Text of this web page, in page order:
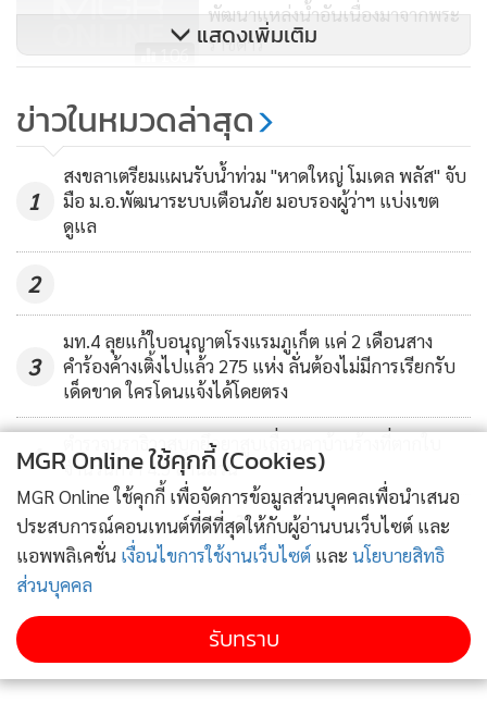
106
พัฒนาแหล่งน้ำอันเนื่องมาจากพระ
ราชดำริ
1,549
พัทลุง คืนสู่ธรรมชาติแล้วหลังรักษา
อาการบาดเจ็บหาย
แสดงเพิ่มเติม
ข่าวในหมวดล่าสุด
1
สงขลาเตรียมแผนรับน้ำท่วม "หาดใหญ่ โมเดล พลัส" จับ
มือ ม.อ.พัฒนาระบบเตือนภัย มอบรองผู้ว่าฯ แบ่งเขต
ดูแล
2
3
มท.4 ลุยแก้ใบอนุญาตโรงแรมภูเก็ต แค่ 2 เดือนสาง
คำร้องค้างเติ้งไปแล้ว 275 แห่ง ลั่นต้องไม่มีการเรียกรับ
เด็ดขาด ใครโดนแจ้งได้โดยตรง
4
ตำรวจนราธิวาสบุกยึดยาสูบเถื่อนคาบ้านร้างที่ตากใบ
จำนวนกว่า 4.5 ล้านมวน
ข่าวอื่นในหมวด
MGR Online ใช้คุกกี้ (Cookies)
MGR Online ใช้คุกกี้ เพื่อจัดการข้อมูลส่วนบุคคลเพื่อนำเสนอ
ประสบการณ์คอนเทนต์ที่ดีที่สุดให้กับผู้อ่านบนเว็บไซต์ และ
แอพพลิเคชั่น เงื่อนไขการใช้งานเว็บไซต์ และ นโยบายสิทธิ
ส่วนบุคคล
รับทราบ